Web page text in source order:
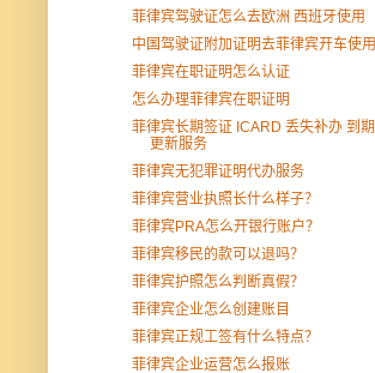
菲律宾驾驶证怎么去欧洲 西班牙使用
中国驾驶证附加证明去菲律宾开车使用
菲律宾在职证明怎么认证
怎么办理菲律宾在职证明
菲律宾长期签证 ICARD 丢失补办 到期
更新服务
菲律宾无犯罪证明代办服务
菲律宾营业执照长什么样子？
菲律宾PRA怎么开银行账户？
菲律宾移民的款可以退吗？
菲律宾护照怎么判断真假？
菲律宾企业怎么创建账目
菲律宾正规工签有什么特点？
菲律宾企业运营怎么报账